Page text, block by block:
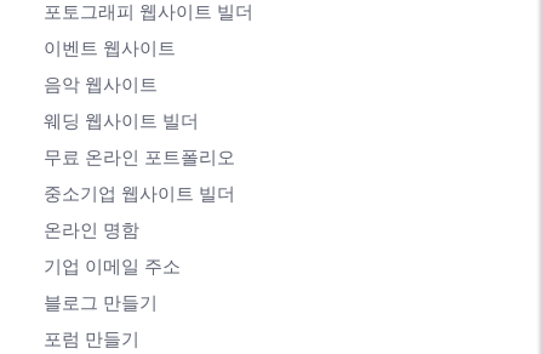
포토그래피 웹사이트 빌더
이벤트 웹사이트
음악 웹사이트
웨딩 웹사이트 빌더
무료 온라인 포트폴리오
중소기업 웹사이트 빌더
온라인 명함
기업 이메일 주소
블로그 만들기
포럼 만들기